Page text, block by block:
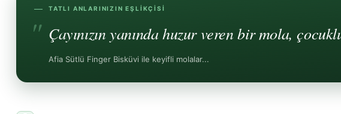
TATLI ANLARINIZIN EŞLIKÇISI
Çayınızın yanında huzur veren bir mola,
Afia Sütlü Finger Bisküvi ile keyifli molalar...